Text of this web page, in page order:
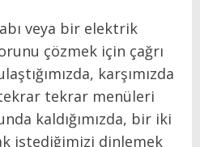
veya bir elektrik
çözmek için çağrı
karşımızda
tekrar menüleri
kaldığımızda, bir iki
istediğimizi dinlemek